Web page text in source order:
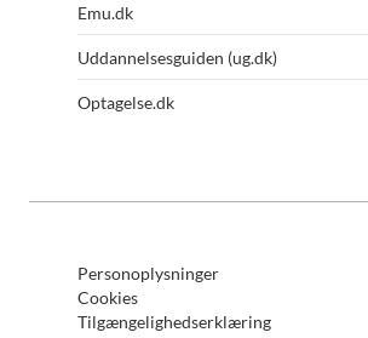
Emu.dk
Uddannelsesguiden (ug.dk)
Optagelse.dk
Personoplysninger
Cookies
Tilgængelighedserklæring